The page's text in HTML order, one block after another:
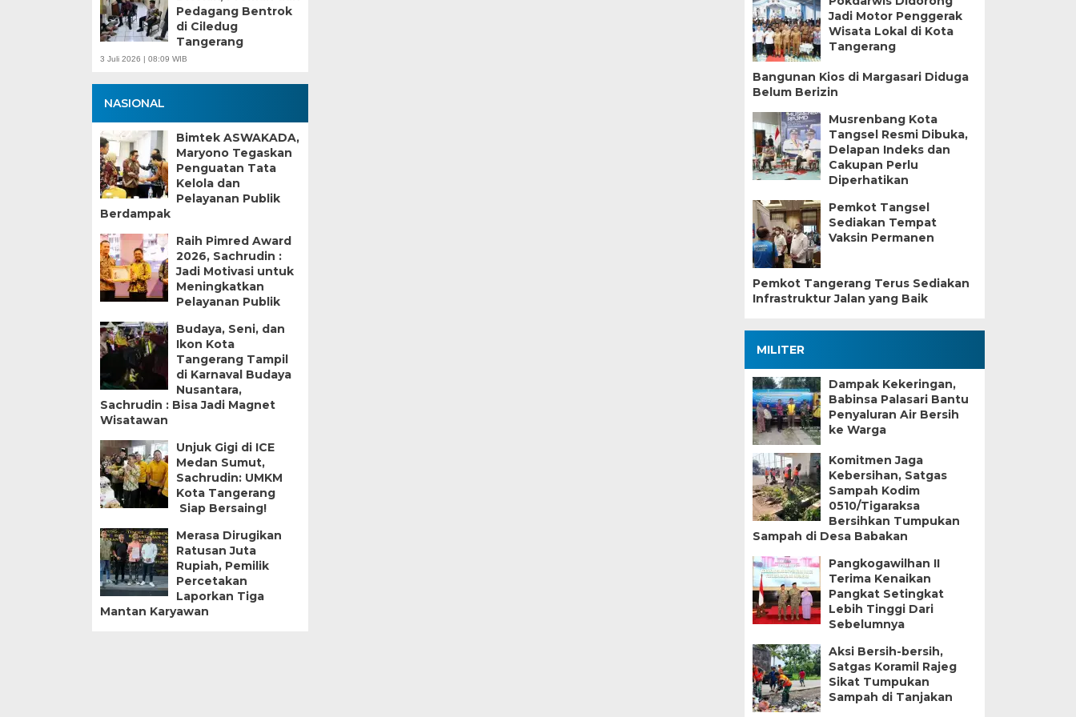
Pedagang Bentrok
di Ciledug
Tangerang
3 Juli 2026 | 08:09 WIB
NASIONAL
Bimtek ASWAKADA,
Maryono Tegaskan
Penguatan Tata
Kelola dan
Pelayanan Publik
Berdampak
Raih Pimred Award
2026, Sachrudin :
Jadi Motivasi untuk
Meningkatkan
Pelayanan Publik
Budaya, Seni, dan
Ikon Kota
Tangerang Tampil
di Karnaval Budaya
Nusantara,
Sachrudin : Bisa Jadi Magnet
Wisatawan
Unjuk Gigi di ICE
Medan Sumut,
Sachrudin: UMKM
Kota Tangerang
Siap Bersaing!
Merasa Dirugikan
Ratusan Juta
Rupiah, Pemilik
Percetakan
Laporkan Tiga
Mantan Karyawan
Jadi Motor Penggerak
Wisata Lokal di Kota
Tangerang
Bangunan Kios di Margasari Diduga
Belum Berizin
Musrenbang Kota
Tangsel Resmi Dibuka,
Delapan Indeks dan
Cakupan Perlu
Diperhatikan
Pemkot Tangsel
Sediakan Tempat
Vaksin Permanen
Pemkot Tangerang Terus Sediakan
Infrastruktur Jalan yang Baik
MILITER
Dampak Kekeringan,
Babinsa Palasari Bantu
Penyaluran Air Bersih
ke Warga
Komitmen Jaga
Kebersihan, Satgas
Sampah Kodim
0510/Tigaraksa
Bersihkan Tumpukan
Sampah di Desa Babakan
Pangkogawilhan II
Terima Kenaikan
Pangkat Setingkat
Lebih Tinggi Dari
Sebelumnya
Aksi Bersih-bersih,
Satgas Koramil Rajeg
Sikat Tumpukan
Sampah di Tanjakan